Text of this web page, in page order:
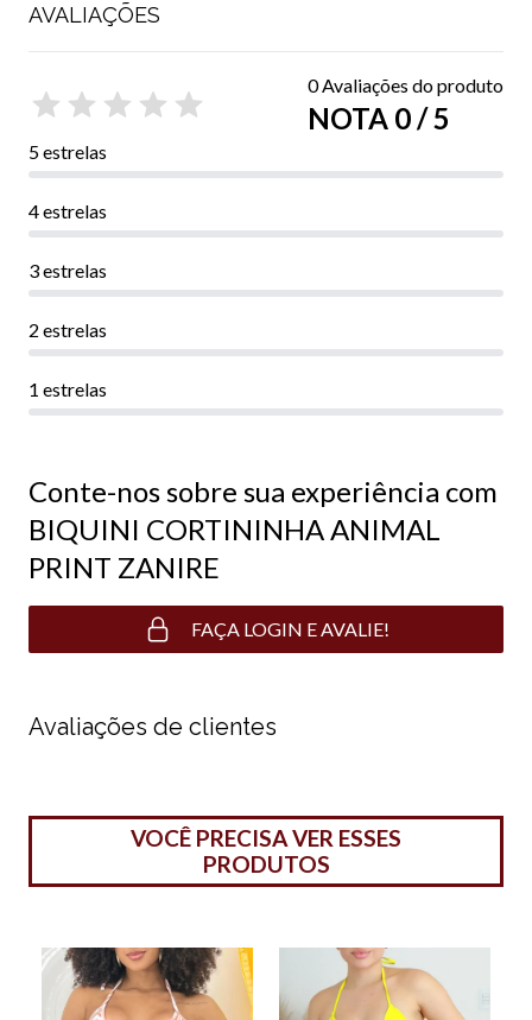
AVALIAÇÕES
0 Avaliações do produto
NOTA 0 / 5
5 estrelas
4 estrelas
3 estrelas
2 estrelas
1 estrelas
Conte-nos sobre sua experiência com
BIQUINI CORTININHA ANIMAL
PRINT ZANIRE
FAÇA LOGIN E AVALIE!
Avaliações de clientes
VOCÊ PRECISA VER ESSES
PRODUTOS